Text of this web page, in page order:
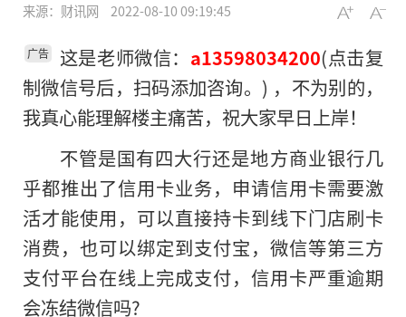
来源：财讯网 2022-08-10 09:19:45
这是老师微信： a13598034200(点击复
制微信号后，扫码添加咨询。) ，不为别的，
我真心能理解楼主痛苦，祝大家早日上岸！
广告
不管是国有四大行还是地方商业银行几
乎都推出了信用卡业务，申请信用卡需要激
活才能使用，可以直接持卡到线下门店刷卡
消费，也可以绑定到支付宝，微信等第三方
支付平台在线上完成支付，信用卡严重逾期
会冻结微信吗?